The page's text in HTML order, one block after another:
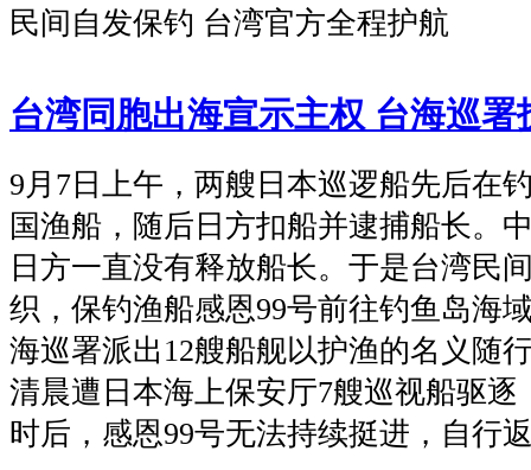
民间自发保钓 台湾官方全程护航
台湾同胞出海宣示主权 台海巡署
9月7日上午，两艘日本巡逻船先后在
国渔船，随后日方扣船并逮捕船长。
日方一直没有释放船长。于是台湾民
织，保钓渔船感恩99号前往钓鱼岛海
海巡署派出12艘船舰以护渔的名义随
清晨遭日本海上保安厅7艘巡视船驱逐
时后，感恩99号无法持续挺进，自行